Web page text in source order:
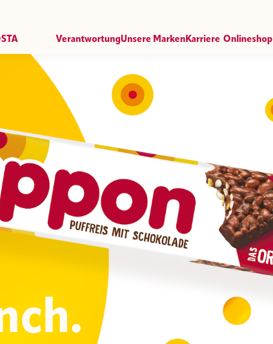
Historie
Group
VerantwortungUnsere Marken
Nippon
Mr. Tom
Karriere Onlineshop